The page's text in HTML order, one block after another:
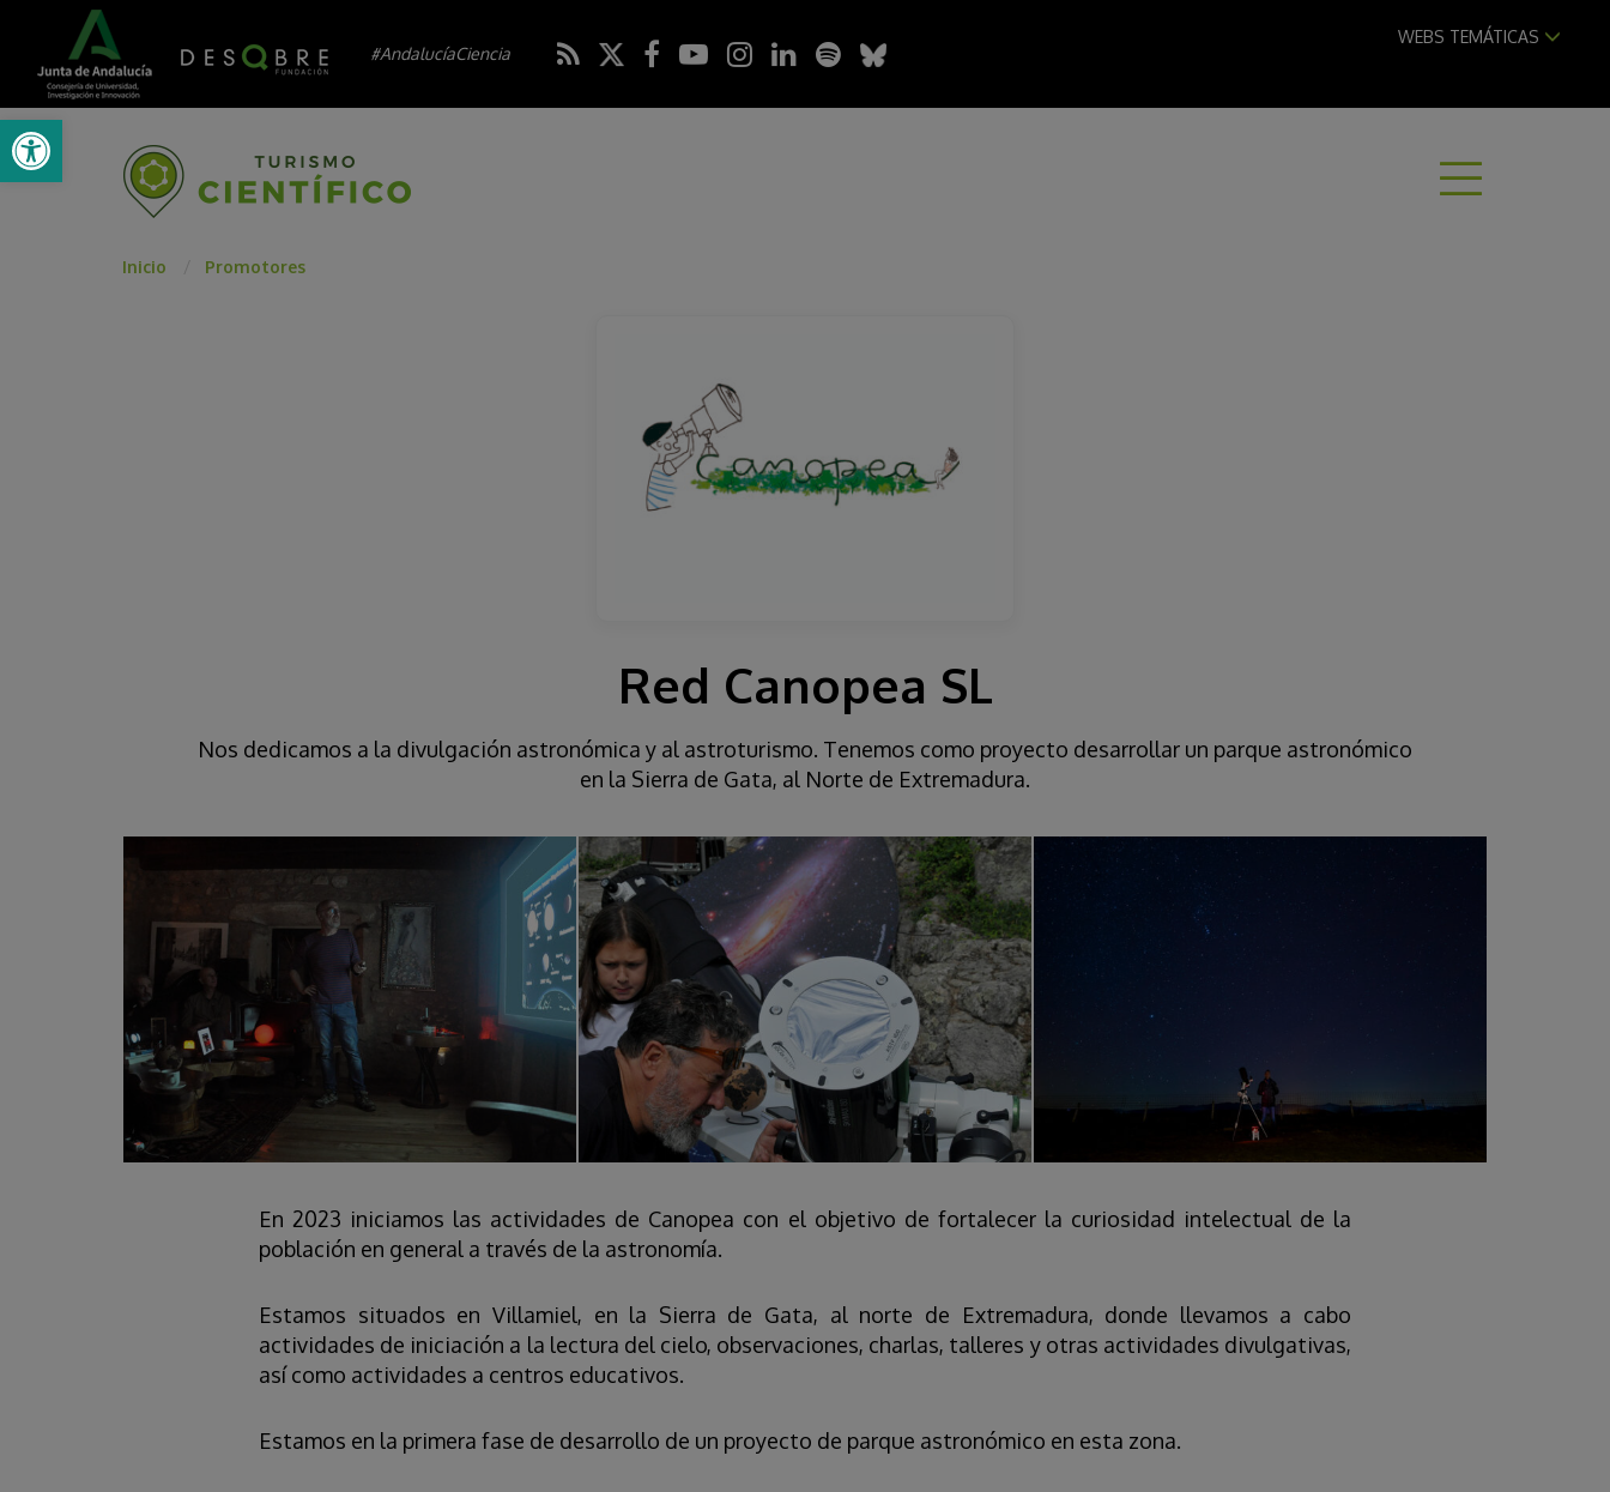
Abrir barra de herramientas
#AndalucíaCiencia
WEBS TEMÁTICAS
Inicio Promotores
Red Canopea SL
Nos dedicamos a la divulgación astronómica y al astroturismo. Tenemos como proyecto desarrollar un parque astronómico
en la Sierra de Gata, al Norte de Extremadura.
En 2023 iniciamos las actividades de Canopea con el objetivo de fortalecer la curiosidad intelectual de la
población en general a través de la astronomía.
Estamos situados en Villamiel, en la Sierra de Gata, al norte de Extremadura, donde llevamos a cabo
actividades de iniciación a la lectura del cielo, observaciones, charlas, talleres y otras actividades divulgativas,
así como actividades a centros educativos.
Estamos en la primera fase de desarrollo de un proyecto de parque astronómico en esta zona.